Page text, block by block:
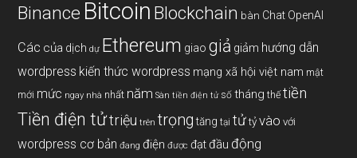
Binance Bitcoin Blockchain bàn Chat OpenAI
Các của dịch dự Ethereum giao giả giảm hướng dẫn
wordpress kiến thức wordpress mạng xã hội việt nam mật
mới mức ngay nhà nhất năm Sàn tiền điện tử số tháng thế tiền
Tiền điện tửtriệu trên trọng tăng tại tử tỷ vào với
wordpress cơ bản đang điện được đạtđầu động